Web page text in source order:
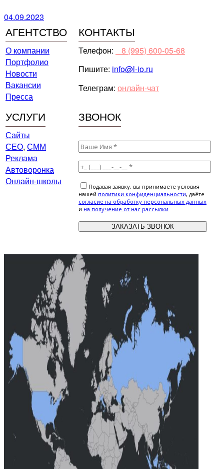
04.09.2023
АГЕНТСТВО КОНТАКТЫ
О компании
Портфолио
Новости
Вакансии
Пресса
Телефон:
⠀8 (995) 600-05-68
Пишите: info@l-io.ru
Телеграм: онлайн-чат
УСЛУГИ ЗВОНОК
Сайты
СЕО, СММ
Реклама
Автоворонка
Онлайн-школы
Подавая заявку, вы принимаете условия
нашей политики конфиденциальности, даёте
cогласие на обработку персональных данных
и на получение от нас рассылки